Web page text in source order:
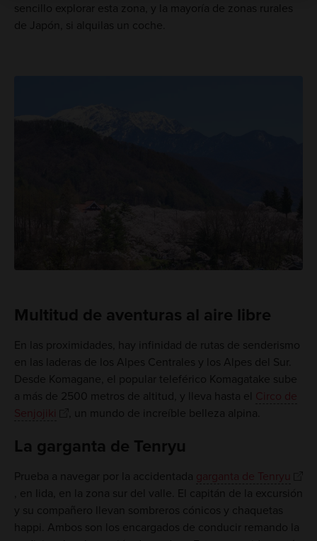
sencillo explorar esta zona, y la mayoría de zonas rurales
de Japón, si alquilas un coche.
Multitud de aventuras al aire libre
En las proximidades, hay infinidad de rutas de senderismo
en las laderas de los Alpes Centrales y los Alpes del Sur.
Desde Komagane, el popular teleférico Komagatake sube
a más de 2500 metros de altitud, y lleva hasta el Circo de
Senjojiki
, un mundo de increíble belleza alpina.
La garganta de Tenryu
Prueba a navegar por la accidentada garganta de Tenryu
, en Iida, en la zona sur del valle. El capitán de la excursión
y su compañero llevan sombreros cónicos y chaquetas
happi. Ambos son los encargados de conducir remando la